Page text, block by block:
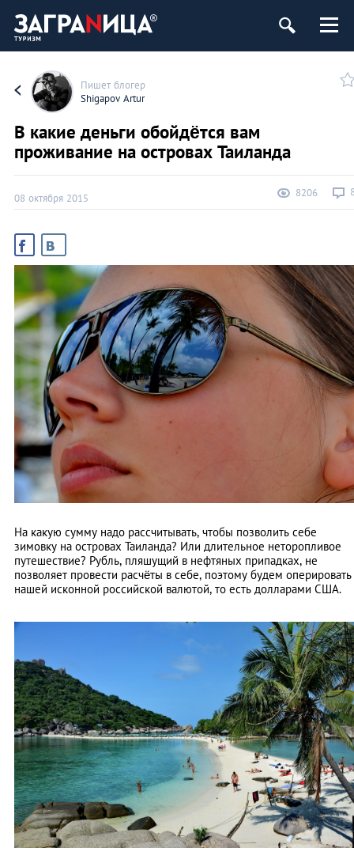
Пишет блогер
Shigapov Artur
В какие деньги обойдётся вам
проживание на островах Таиланда
08 октября 2015 8206
На какую сумму надо рассчитывать, чтобы позволить себе
зимовку на островах Таиланда? Или длительное неторопливое
путешествие? Рубль, пляшущий в нефтяных припадках, не
позволяет провести расчёты в себе, поэтому будем оперировать
нашей исконной российской валютой, то есть долларами США.